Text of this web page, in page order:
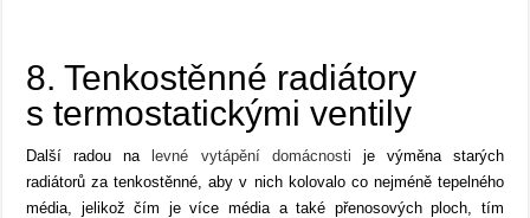
8. Tenkostěnné radiátory
s termostatickými ventily
Další radou nalevné vytápění domácnosti je výměna starých
radiátorů za tenkostěnné, aby v nich kolovalo co nejméně tepelného
média, jelikož čím je více média a také přenosových ploch, tím